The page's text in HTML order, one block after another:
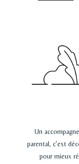
Un
parental, c’est
pour mieux